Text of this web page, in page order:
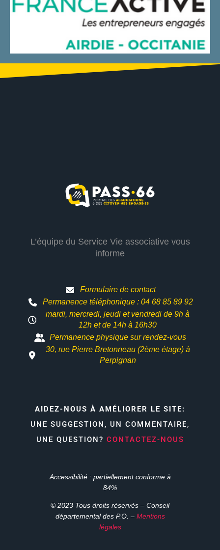
L’équipe du Service Vie associative vous
informe
Formulaire de contact
Permanence téléphonique : 04 68 85 89 92
mardi, mercredi, jeudi et vendredi de 9h à
12h etde 14h à 16h30
Permanence physique sur rendez-vous
30, rue Pierre Bretonneau (2ème étage) à
Perpignan
AIDEZ-NOUS À AMÉLIORER LE SITE:
UNE SUGGESTION, UN COMMENTAIRE,
UNE QUESTION? CONTACTEZ-NOUS
Accessibilité : partiellement conforme à
84%
© 2023 Tous droits réservés – Conseil
départemental des P.O. – Mentions
légales